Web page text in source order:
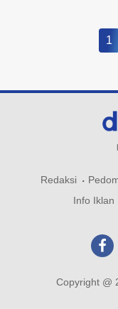
1
Redaksi
Info Iklan
Copyright @